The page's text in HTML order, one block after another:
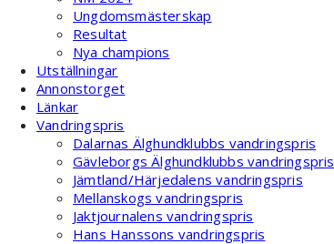
Ungdomsmästerskap
Resultat
Nya champions
Utställningar
Annonstorget
Länkar
Vandringspris
Dalarnas Älghundklubbs vandringspris
Gävleborgs Älghundklubbs vandringspris
Jämtland/Härjedalens vandringspris
Mellanskogs vandringspris
Jaktjournalens vandringspris
Hans Hanssons vandringspris